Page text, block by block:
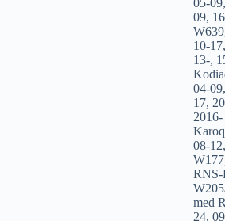
09,
W639
10-17,
13-,
04-09,
17,
Karoq
08-12,
W177
med
24,